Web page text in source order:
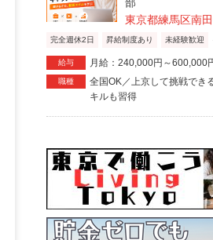
東京都練馬区南
完全週休2日 昇給制度あり 未経験歓迎
給与 月給：240,000円～600,000
職種
全国OK／上京して挑戦でき
キルも習得